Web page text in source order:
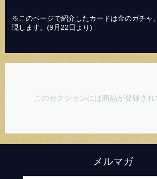
※このページで紹介したカードは金のガチャ
現します。(9月22日より)
このセクションには商品が登録さ
メルマガ